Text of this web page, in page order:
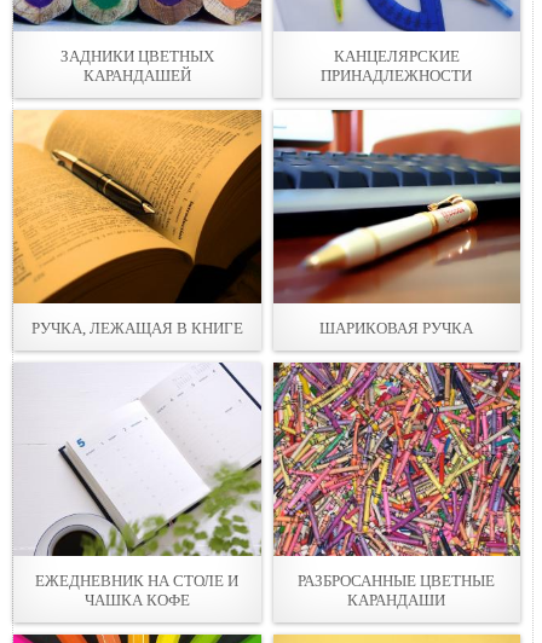
ЗАДНИКИ ЦВЕТНЫХ
КАРАНДАШЕЙ
КАНЦЕЛЯРСКИЕ
ПРИНАДЛЕЖНОСТИ
РУЧКА, ЛЕЖАЩАЯ В КНИГЕ ШАРИКОВАЯ РУЧКА
ЕЖЕДНЕВНИК НА СТОЛЕ И
ЧАШКА КОФЕ
РАЗБРОСАННЫЕ ЦВЕТНЫЕ
КАРАНДАШИ